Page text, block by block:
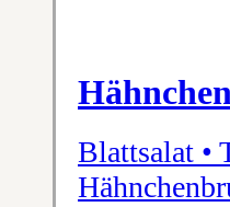
Blattsalat •